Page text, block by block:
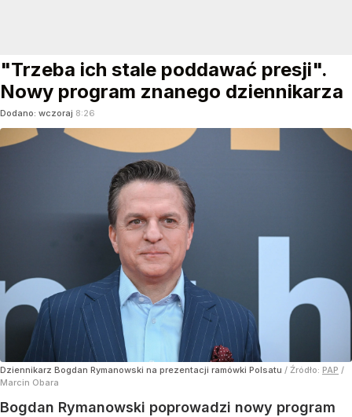
"Trzeba ich stale poddawać presji".
Nowy program znanego dziennikarza
Dodano: wczoraj 8:26
Dziennikarz Bogdan Rymanowski na prezentacji ramówki Polsatu / Źródło: PAP /
Marcin Obara
Bogdan Rymanowski poprowadzi nowy program